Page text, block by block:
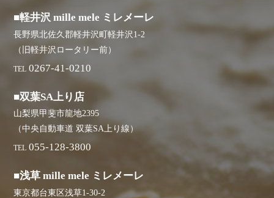
■軽井沢 mille mele ミレメーレ
長野県北佐久郡軽井沢町軽井沢1-2
（旧軽井沢ロータリー前）
TEL 0267-41-0210
■双葉SA上り店
山梨県甲斐市龍地2395
（中央自動車道 双葉SA上り線）
TEL 055-128-3800
■浅草 mille mele ミレメーレ
東京都台東区浅草1-30-2